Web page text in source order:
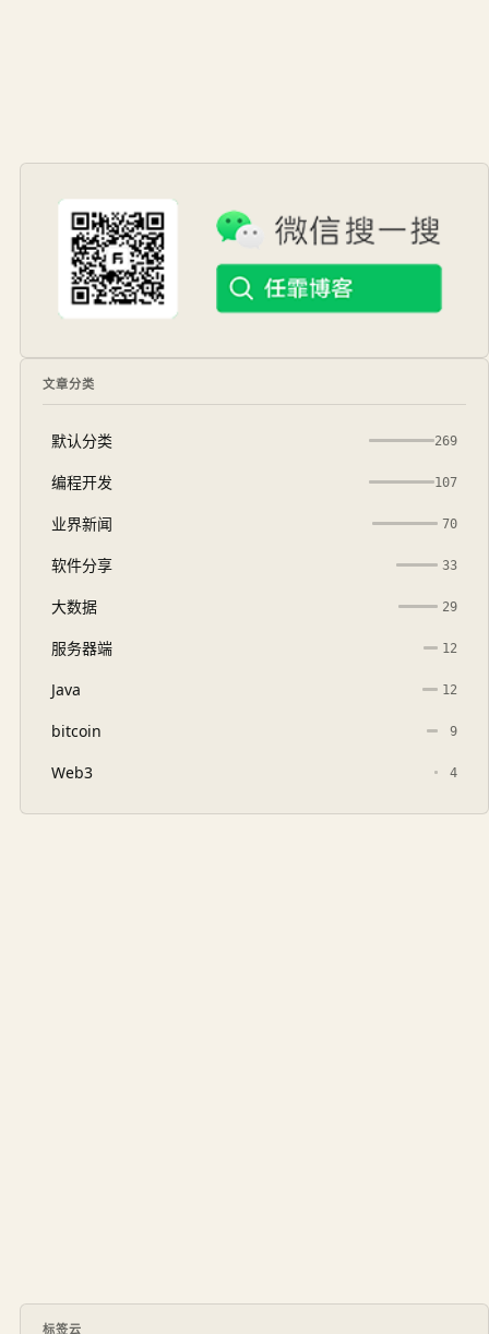
文章分类
默认分类 269
编程开发 107
业界新闻 70
软件分享 33
大数据 29
服务器端 12
Java 12
bitcoin 9
Web3 4
标签云